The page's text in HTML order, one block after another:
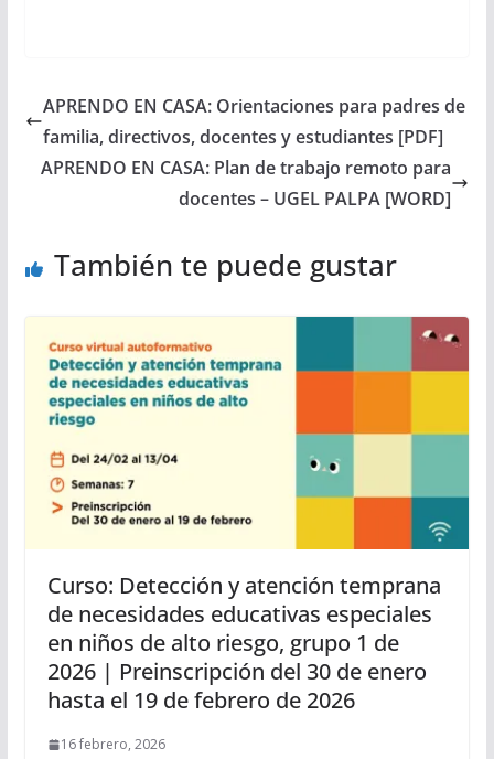
APRENDO EN CASA: Orientaciones para padres de
familia, directivos, docentes y estudiantes [PDF]
APRENDO EN CASA: Plan de trabajo remoto para
docentes – UGEL PALPA [WORD]
También te puede gustar
Curso: Detección y atención temprana
de necesidades educativas especiales
en niños de alto riesgo, grupo 1 de
2026 | Preinscripción del 30 de enero
hasta el 19 de febrero de 2026
16 febrero, 2026